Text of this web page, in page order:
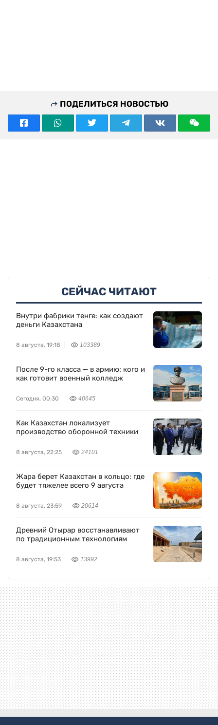
ПОДЕЛИТЬСЯ НОВОСТЬЮ
СЕЙЧАС ЧИТАЮТ
Внутри фабрики тенге: как создают
деньги Казахстана
8 августа, 19:18 103389
После 9-го класса — в армию: кого и
как готовит военный колледж
Сегодня, 00:30 40645
Как Казахстан локализует
производство оборонной техники
8 августа, 22:25 24101
Жара берет Казахстан в кольцо: где
будет тяжелее всего 9 августа
8 августа, 23:59 20614
Древний Отырар восстанавливают
по традиционным технологиям
8 августа, 19:53 13992